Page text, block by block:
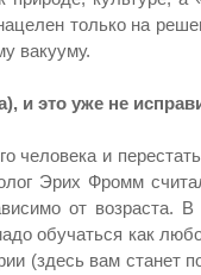
только на
вакууму.
и это уже не
человека и
Эрих Фромм
от возраста.
обучаться как
(здесь вам станет